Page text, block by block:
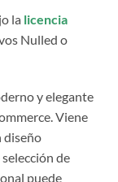
la licencia
Nulled o
y elegante
Viene
diseño
de
puede